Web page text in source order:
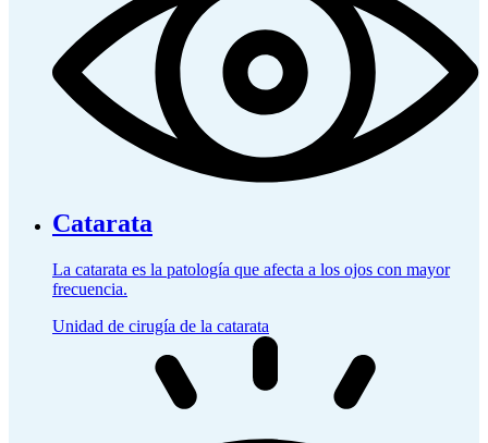
Catarata
La catarata es la patología que afecta a los ojos con mayor
frecuencia.
Unidad de cirugía de la catarata